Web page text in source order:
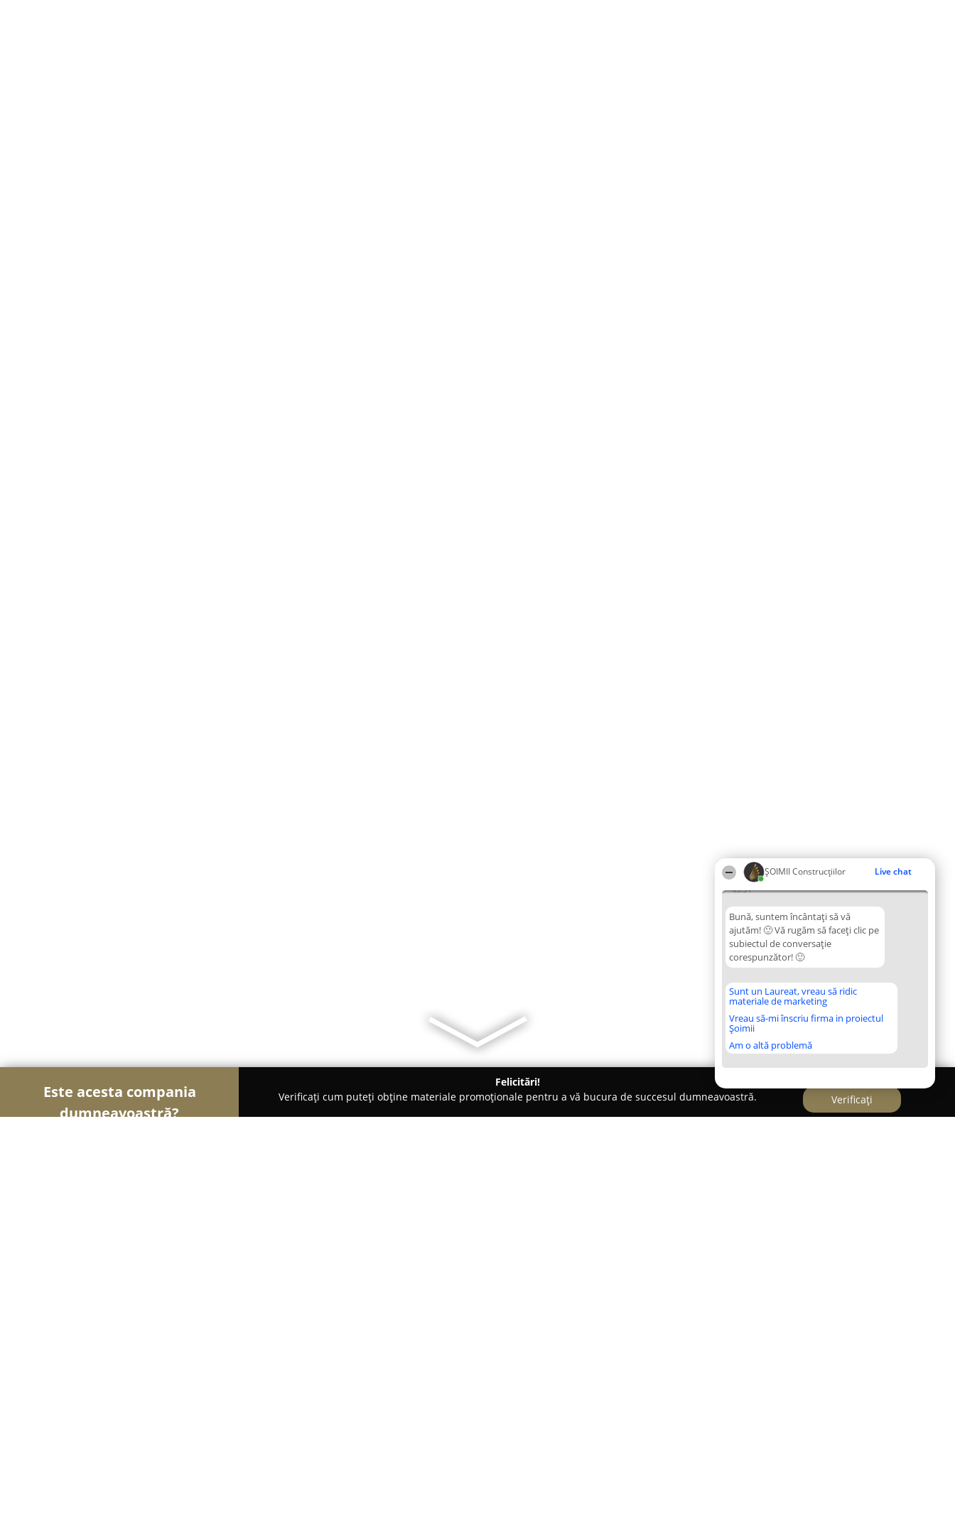
ȘOIMII Construcțiilor Live chat
03:31
Bună, suntem încântați să vă
ajutăm! 🙂 Vă rugăm să faceți clic pe
subiectul de conversație
corespunzător! 🙂
Sunt un Laureat, vreau să ridic
materiale de marketing
Vreau să-mi înscriu firma in proiectul
Șoimii
Am o altă problemă
Este acesta compania
dumneavoastră?
Felicitări!
Verificați cum puteți obține materiale promoționale pentru a vă bucura de succesul dumneavoastră.
Verificați